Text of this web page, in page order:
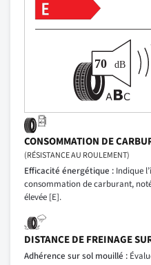
CONSOMMATION DE
(RÉSISTANCE AU ROULEMENT)
Efficacité énergétique : Indique
consommation de carburant,
élevée [E].
DISTANCE DE FREINAGE
Adhérence sur sol mouillé :